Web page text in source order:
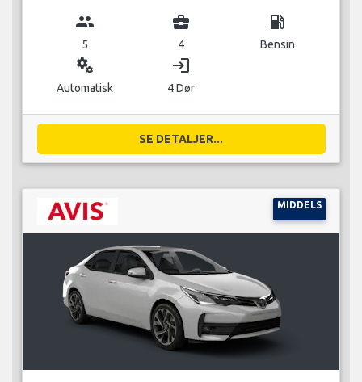
group
5
business_center
4
local_gas_station
Bensin
miscellaneous_services
Automatisk
login
4 Dør
SE DETALJER...
MIDDELS